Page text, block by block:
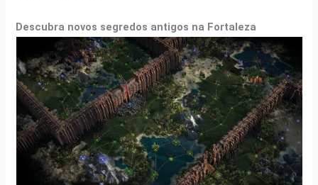
Descubra novos segredos antigos na Fortaleza